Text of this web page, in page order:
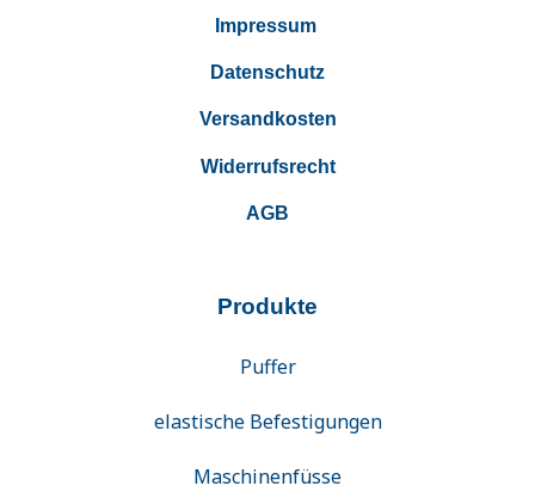
Impressum
Datenschutz
Versandkosten
Widerrufsrecht
AGB
Produkte
Puffer
elastische Befestigungen
Maschinenfüsse